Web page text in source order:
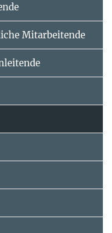
Mitarbeitende